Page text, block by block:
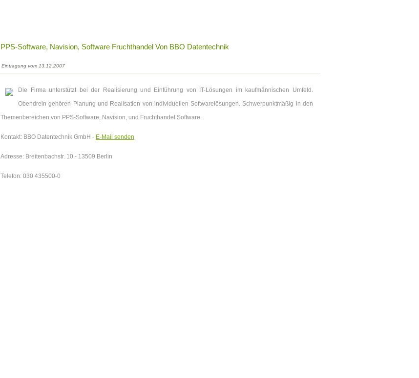
PPS-Software, Navision, Software Fruchthandel Von BBO Datentechnik
Eintragung vom 13.12.2007
Die Firma unterstützt bei der Realisierung und Einführung von IT-Lösungen im kaufmännischen Umfeld.
Obendrein gehören Planung und Realisation von individuellen Softwarelösungen. Schwerpunktmäßig in den
Themenbereichen von PPS-Software, Navision, und Fruchthandel Software.
Kontakt: BBO Datentechnik GmbH - E-Mail senden
Adresse: Breitenbachstr. 10 - 13509 Berlin
Telefon: 030 435500-0